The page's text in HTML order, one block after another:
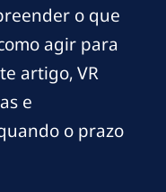
o que
agir para
artigo, VR
e
o prazo